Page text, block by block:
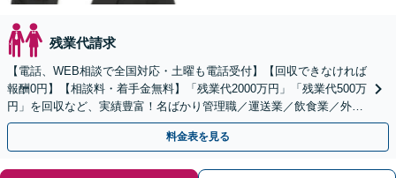
残業代請求
【電話、WEB相談で全国対応・土曜も電話受付】【回収できなければ
報酬0円】【相談料・着手金無料】「残業代2000万円」「残業代500万
円」を回収など、実績豊富！名ばかり管理職／運送業／飲食業／外資
系など妥協せずに交渉！他で断られた方も対応。
料金表を見る